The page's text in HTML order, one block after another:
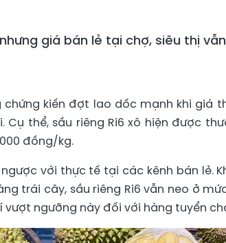
giá bán lẻ tại chợ, siêu thị
chứng kiến đợt lao dốc mạnh khi giá
Cụ thể, sầu riêng Ri6 xô hiện được
đồng/kg.
với thực tế tại các kênh bán lẻ.
trái cây, sầu riêng Ri6 vẫn neo ở
vượt ngưỡng này đối với hàng tuyển